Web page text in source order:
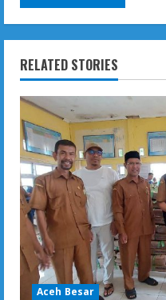
RELATED STORIES
Aceh Besar